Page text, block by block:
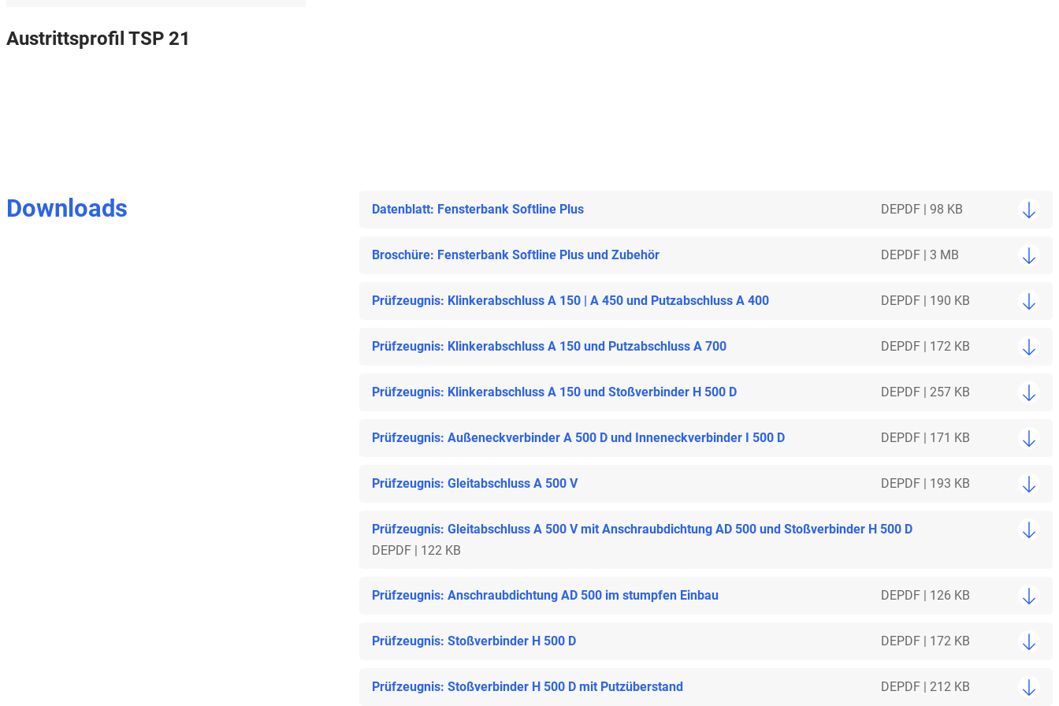
Austrittsprofil TSP 21
Downloads Datenblatt: Fensterbank Softline Plus DEPDF | 98 KB
Broschüre: Fensterbank Softline Plus und Zubehör DEPDF | 3 MB
Prüfzeugnis: Klinkerabschluss A 150 | A 450 und Putzabschluss A 400 DEPDF | 190 KB
Prüfzeugnis: Klinkerabschluss A 150 und Putzabschluss A 700 DEPDF | 172 KB
Prüfzeugnis: Klinkerabschluss A 150 und Stoßverbinder H 500 D DEPDF | 257 KB
Prüfzeugnis: Außeneckverbinder A 500 D und Inneneckverbinder I 500 D DEPDF | 171 KB
Prüfzeugnis: Gleitabschluss A 500 V DEPDF | 193 KB
Prüfzeugnis: Gleitabschluss A 500 V mit Anschraubdichtung AD 500 und Stoßverbinder H 500 D
DEPDF | 122 KB
Prüfzeugnis: Anschraubdichtung AD 500 im stumpfen Einbau DEPDF | 126 KB
Prüfzeugnis: Stoßverbinder H 500 D DEPDF | 172 KB
Prüfzeugnis: Stoßverbinder H 500 D mit Putzüberstand DEPDF | 212 KB